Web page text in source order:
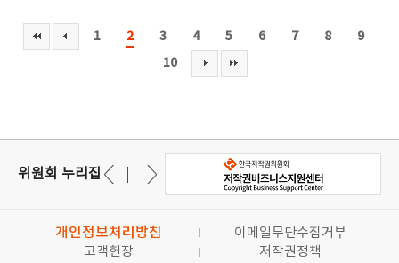
1 2 3 4 5 6 7 8
9
10
위원회 누리집
개인정보처리방침
이메일무단수집거부
고객헌장
저작권정책